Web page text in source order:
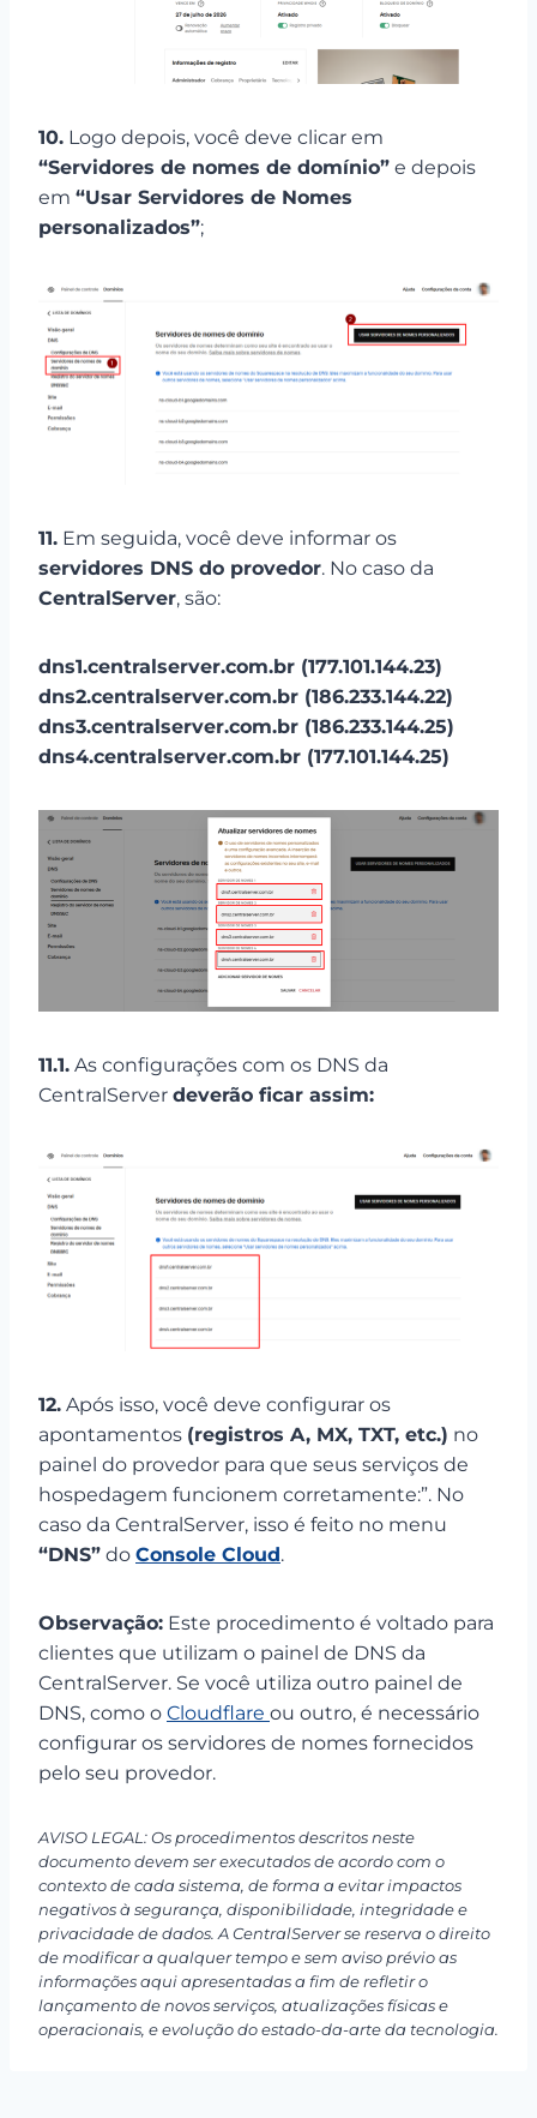
10. Logo depois, você deve clicar em
“Servidores de nomes de domínio” e depois
em “Usar Servidores de Nomes
personalizados”;
11. Em seguida, você deve informar os
servidores DNS do provedor. No caso da
CentralServer, são:
dns1.centralserver.com.br (177.101.144.23)
dns2.centralserver.com.br (186.233.144.22)
dns3.centralserver.com.br (186.233.144.25)
dns4.centralserver.com.br (177.101.144.25)
11.1. As configurações com os DNS da
CentralServer deverão ficar assim:
12. Após isso, você deve configurar os
apontamentos (registros A, MX, TXT, etc.) no
painel do provedor para que seus serviços de
hospedagem funcionem corretamente:”. No
caso da CentralServer, isso é feito no menu
“DNS” do Console Cloud.
Observação: Este procedimento é voltado para
clientes que utilizam o painel de DNS da
CentralServer. Se você utiliza outro painel de
DNS, como o Cloudflare ou outro, é necessário
configurar os servidores de nomes fornecidos
pelo seu provedor.
AVISO LEGAL: Os procedimentos descritos neste
documento devem ser executados de acordo com o
contexto de cada sistema, de forma a evitar impactos
negativos à segurança, disponibilidade, integridade e
privacidade de dados. A CentralServer se reserva o direito
de modificar a qualquer tempo e sem aviso prévio as
informações aqui apresentadas a fim de refletir o
lançamento de novos serviços, atualizações físicas e
operacionais, e evolução do estado-da-arte da tecnologia.